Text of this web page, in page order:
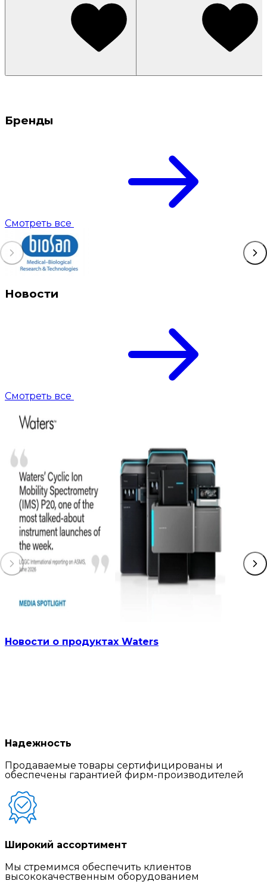
Бренды
Смотреть все
Новости
Смотреть все
Новости о продуктах Waters
Надежность
Продаваемые товары сертифицированы и
обеспечены гарантией фирм-производителей
Широкий ассортимент
Мы стремимся обеспечить клиентов
высококачественным оборудованием